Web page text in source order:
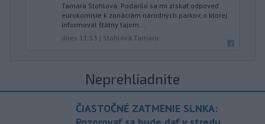
Tamara Stohlová: Podarilo sa mi získať odpoveď
eurokomisie k zonáciám národných parkov, o ktorej
informoval štátny tajom...
dnes 11:53 | Stohlová Tamara
Neprehliadnite
ČIASTOČNÉ ZATMENIE SLNKA: